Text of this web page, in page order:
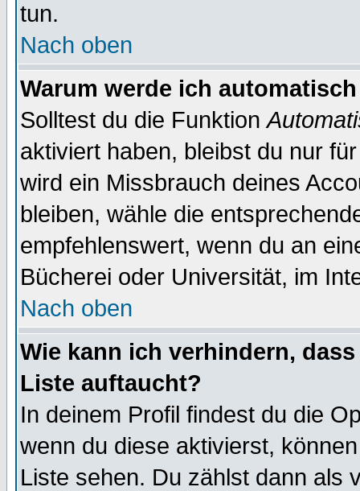
tun.
Nach oben
Warum werde ich
Solltest du die Funktion
aktiviert haben, bleibst du nur
wird ein Missbrauch deines
bleiben, wähle die
empfehlenswert, wenn du an
Bücherei oder Universität, im
Nach oben
Wie kann ich verhindern,
Liste auftaucht?
In deinem Profil findest du die
wenn du diese aktivierst,
Liste sehen. Du zählst dann als